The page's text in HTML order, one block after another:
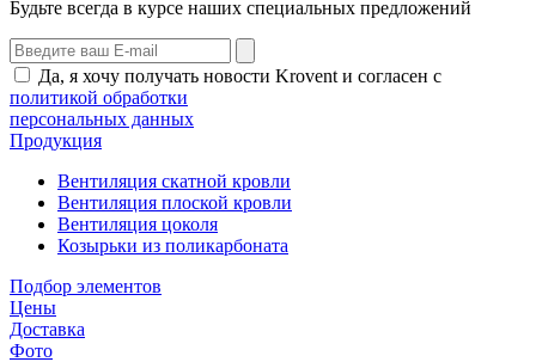
Будьте всегда в курсе наших специальных предложений
Да, я хочу получать новости Krovent и согласен с
политикой обработки
персональных данных
Продукция
Вентиляция скатной кровли
Вентиляция плоской кровли
Вентиляция цоколя
Козырьки из поликарбоната
Подбор элементов
Цены
Доставка
Фото